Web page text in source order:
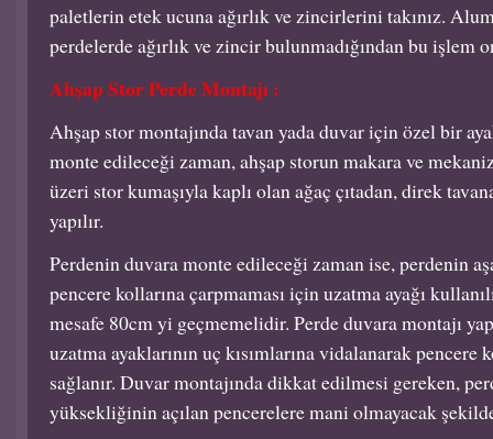
paletlerin etek ucuna ağırlık ve zincirlerini takınız.
perdelerde ağırlık ve zincir bulunmadığından bu işlem
Ahşap Stor Perde Montajı :
Ahşap stor montajında tavan yada duvar için özel bir
monte edileceği zaman, ahşap storun makara ve
üzeri stor kumaşıyla kaplı olan ağaç çıtadan, direk
yapılır.
Perdenin duvara monte edileceği zaman ise, perdenin
pencere kollarına çarpmaması için uzatma ayağı
mesafe 80cm yi geçmemelidir. Perde duvara montajı
uzatma ayaklarının uç kısımlarına vidalanarak pencere
sağlanır. Duvar montajında dikkat edilmesi gereken,
yüksekliğinin açılan pencerelere mani olmayacak